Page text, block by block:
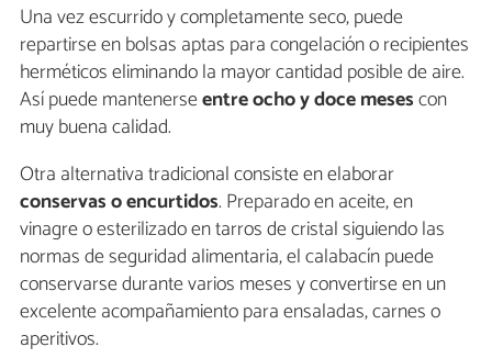
Una vez escurrido y completamente seco, puede
repartirse en bolsas aptas para congelación o recipientes
herméticos eliminando la mayor cantidad posible de aire.
Así puede mantenerseentre ocho y doce mesescon
muy buena calidad.
Otra alternativa tradicional consiste en elaborar
conservas o encurtidos. Preparado en aceite, en
vinagre o esterilizado en tarros de cristal siguiendo las
normas de seguridad alimentaria, el calabacín puede
conservarse durante varios meses y convertirse en un
excelente acompañamiento para ensaladas, carnes o
aperitivos.